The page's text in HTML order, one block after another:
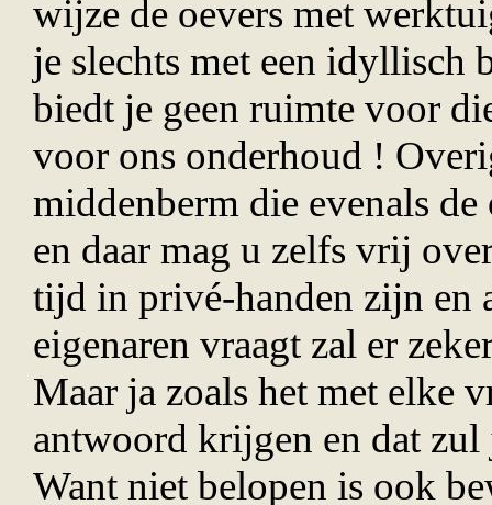
wijze de oevers met
je slechts met een idyllisch
biedt je geen ruimte voor
voor ons onderhoud !
middenberm die evenals
en daar mag u zelfs vrij
tijd in privé-handen zijn en
eigenaren vraagt zal er
Maar ja zoals het met elke
antwoord krijgen en dat
Want niet belopen is ook